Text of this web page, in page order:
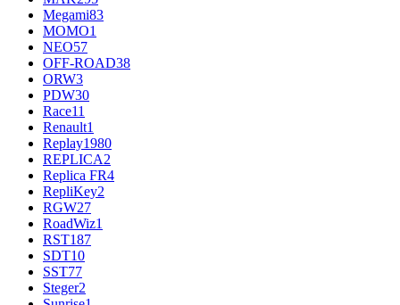
Megami83
MOMO1
NEO57
OFF-ROAD38
ORW3
PDW30
Race11
Renault1
Replay1980
REPLICA2
Replica FR4
RepliKey2
RGW27
RoadWiz1
RST187
SDT10
SST77
Steger2